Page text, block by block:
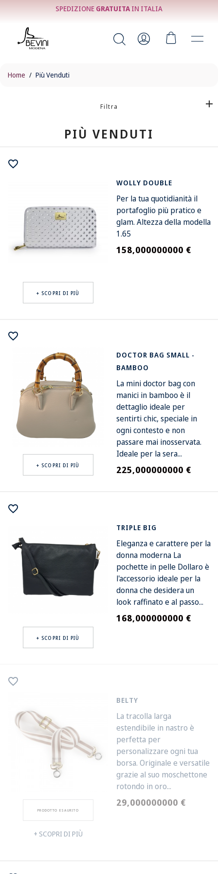
SPEDIZIONE GRATUITAIN ITALIA
Home Più Venduti
Filtra
PIÙ VENDUTI
favorite_border
+ SCOPRI DI PIÙ
WOLLY DOUBLE
Per la tua quotidianità il
portafoglio più pratico e
glam. Altezza della modella
1.65
Prezzo
158,000000000 €
favorite_border
+ SCOPRI DI PIÙ
DOCTOR BAG SMALL -
BAMBOO
La mini doctor bag con
manici in bamboo è il
dettaglio ideale per
sentirti chic, speciale in
ogni contesto e non
passare mai inosservata.
Ideale per la sera...
Prezzo
225,000000000 €
favorite_border
+ SCOPRI DI PIÙ
TRIPLE BIG
Eleganza e carattere per la
donna moderna La
pochette in pelle Dollaro è
l'accessorio ideale per la
donna che desidera un
look raffinato e al passo...
Prezzo
168,000000000 €
favorite_border
PRODOTTO ESAURITO
+ SCOPRI DI PIÙ
BELTY
La tracolla larga
estendibile in nastro è
perfetta per
personalizzare ogni tua
borsa. Originale e versatile
grazie al suo moschettone
rotondo in oro...
Prezzo
29,000000000 €